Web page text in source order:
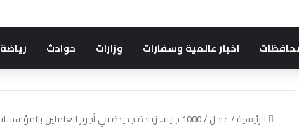
اخبار عالمية وسفارات وزارات حوادث رياضة
الرئيسية/عاجل/1000 جنيه.. زيادة جديدة في أجور العاملين بالمؤسسات الصحفية